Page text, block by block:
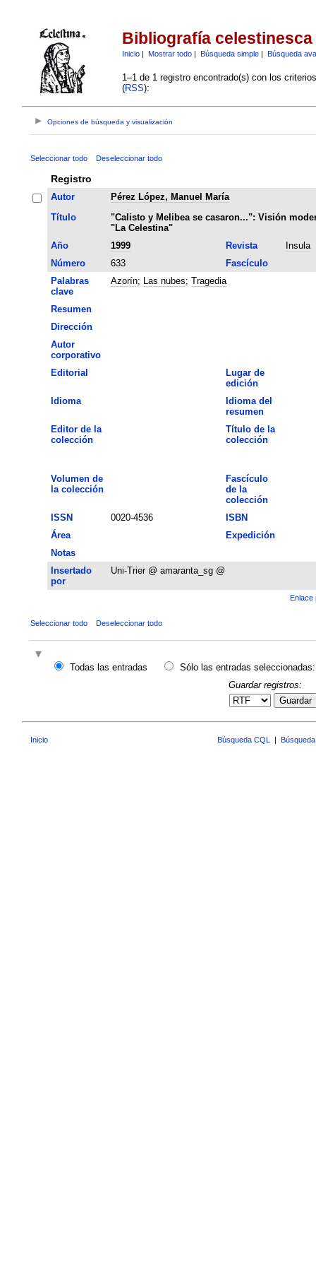
Bibliografía celestinesca
Inicio| Mostrar todo| Búsqueda simple| Búsqueda
1–1 de 1 registro encontrado(s) con los
(RSS):
Opciones de búsqueda y visualización
Seleccionar todo Deseleccionar todo
Registro
Autor
Pérez López, Manuel María
Título
"Calisto y Melibea se casaron...": Visión
"La Celestina"
Año
1999 Revista
Insula
Número
633
Fascículo
Palabras
clave
Azorín; Las nubes; Tragedia
Resumen
Dirección
Autor
corporativo
Editorial
Lugar de
edición
Idioma
Idioma del
resumen
Editor de la
colección
Título de la
colección
Volumen de
la colección
Fascículo
de la
colección
ISSN
0020-4536
ISBN
Área
Expedición
Notas
Insertado
por
Uni-Trier @ amaranta_sg @
Enlace
Seleccionar todo Deseleccionar todo
Todas las entradas
Sólo las entradas seleccionadas:
Guardar registros:
Guardar
Inicio Búsqueda CQL